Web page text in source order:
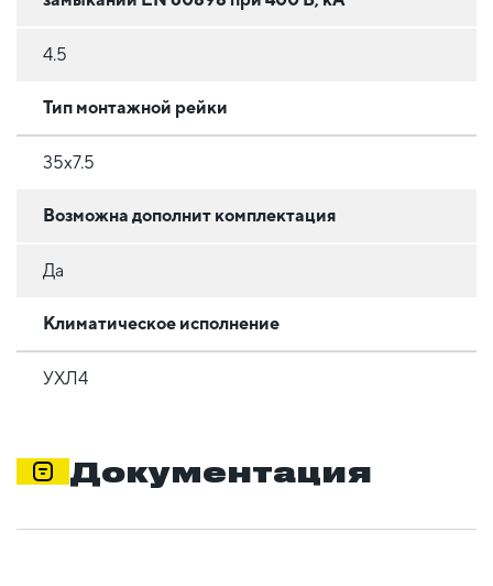
4.5
Тип монтажной рейки
35x7.5
Возможна дополнит комплектация
Да
Климатическое исполнение
УХЛ4
Документация